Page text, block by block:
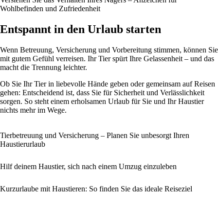
Wohlbefinden und Zufriedenheit
Entspannt in den Urlaub starten
Wenn Betreuung, Versicherung und Vorbereitung stimmen, können Sie
mit gutem Gefühl verreisen. Ihr Tier spürt Ihre Gelassenheit – und das
macht die Trennung leichter.
Ob Sie Ihr Tier in liebevolle Hände geben oder gemeinsam auf Reisen
gehen: Entscheidend ist, dass Sie für Sicherheit und Verlässlichkeit
sorgen. So steht einem erholsamen Urlaub für Sie und Ihr Haustier
nichts mehr im Wege.
Tierbetreuung und Versicherung – Planen Sie unbesorgt Ihren
Haustierurlaub
Hilf deinem Haustier, sich nach einem Umzug einzuleben
Kurzurlaube mit Haustieren: So finden Sie das ideale Reiseziel